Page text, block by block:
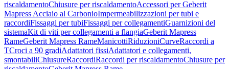
riscaldamentoChiusure per riscaldamentoAccessori per Geberit
Mapress Acciaio al CarbonioImpermeabilizzazioni per tubi e
raccordiFissaggi per tubiFissaggi per collegamentiGuarnizioni del
sistemaKit di viti per collegamenti a flangiaGeberit Mapress
RameGeberit Mapress RameManicottiRiduzioniCurveRaccordi a
TCroci a 90 gradiAdattatori fissiAdattatori e collegamenti,
smontabiliChiusureRaccordiRaccordi per riscaldamentoChiusure per